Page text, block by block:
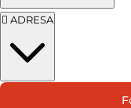
ADRESA